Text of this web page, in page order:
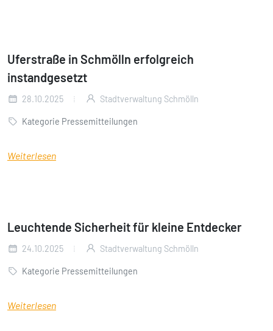
Uferstraße in Schmölln erfolgreich
instandgesetzt
28.10.2025 Stadtverwaltung Schmölln
Kategorie Pressemitteilungen
Weiterlesen
Leuchtende Sicherheit für kleine Entdecker
24.10.2025 Stadtverwaltung Schmölln
Kategorie Pressemitteilungen
Weiterlesen